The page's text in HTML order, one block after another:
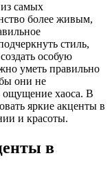
самых
более живым,
стиль,
особую
уметь правильно
они не
ощущение хаоса. В
яркие акценты в
и красоты.
в